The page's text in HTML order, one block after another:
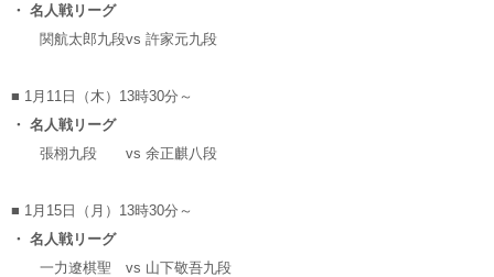
・ 名人戦リーグ
関航太郎九段vs 許家元九段
■ 1月11日（木）13時30分～
・ 名人戦リーグ
張栩九段
vs 余正麒八段
■ 1月15日（月）13時30分～
・ 名人戦リーグ
一力遼棋聖
vs 山下敬吾九段